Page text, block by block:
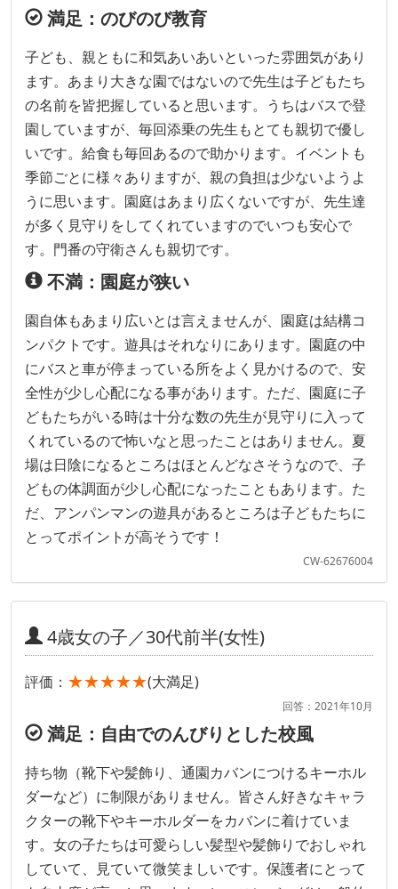
満足：のびのび教育
子ども、親ともに和気あいあいといった雰囲気があり
ます。あまり大きな園ではないので先生は子どもたち
の名前を皆把握していると思います。うちはバスで登
園していますが、毎回添乗の先生もとても親切で優し
いです。給食も毎回あるので助かります。イベントも
季節ごとに様々ありますが、親の負担は少ないようよ
うに思います。園庭はあまり広くないですが、先生達
が多く見守りをしてくれていますのでいつも安心で
す。門番の守衛さんも親切です。
不満：園庭が狭い
園自体もあまり広いとは言えませんが、園庭は結構コ
ンパクトです。遊具はそれなりにあります。園庭の中
にバスと車が停まっている所をよく見かけるので、安
全性が少し心配になる事があります。ただ、園庭に子
どもたちがいる時は十分な数の先生が見守りに入って
くれているので怖いなと思ったことはありません。夏
場は日陰になるところはほとんどなさそうなので、子
どもの体調面が少し心配になったこともあります。た
だ、アンパンマンの遊具があるところは子どもたちに
とってポイントが高そうです！
CW-62676004
4歳女の子／30代前半(女性)
評価： ★★★★★(大満足)
回答：2021年10月
満足：自由でのんびりとした校風
持ち物（靴下や髪飾り、通園カバンにつけるキーホル
ダーなど）に制限がありません。皆さん好きなキャラ
クターの靴下やキーホルダーをカバンに着けていま
す。女の子たちは可愛らしい髪型や髪飾りでおしゃれ
していて、見ていて微笑ましいです。保護者にとって